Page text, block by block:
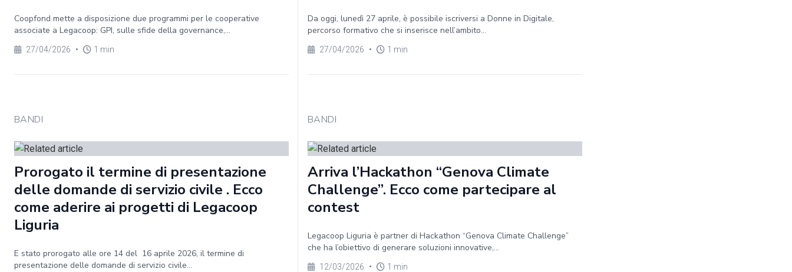
Coopfond mette a disposizione due programmi per le cooperative
associate a Legacoop: GPI, sulle sfide della governance,...
27/04/2026 • 1 min
Da oggi, lunedì 27 aprile, è possibile iscriversi a Donne in Digitale,
percorso formativo che si inserisce nell’ambito...
27/04/2026 • 1 min
BANDI
Prorogato il termine di presentazione
delle domande di servizio civile . Ecco
come aderire ai progetti di Legacoop
Liguria
E stato prorogato alle ore 14 del 16 aprile 2026, il termine di
presentazione delle domande di servizio civile...
BANDI
Arriva l’Hackathon “Genova Climate
Challenge”. Ecco come partecipare al
contest
Legacoop Liguria è partner di Hackathon “Genova Climate Challenge”
che ha l’obiettivo di generare soluzioni innovative,...
12/03/2026 • 1 min